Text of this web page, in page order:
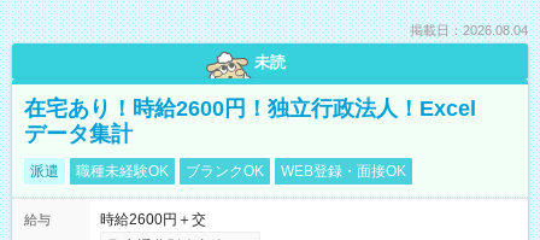
掲載日：2026.08.04
未読
在宅あり！時給2600円！独立行政法人！Excel
データ集計
派遣 職種未経験OK ブランクOK WEB登録・面接OK
給与
時給2600円＋交